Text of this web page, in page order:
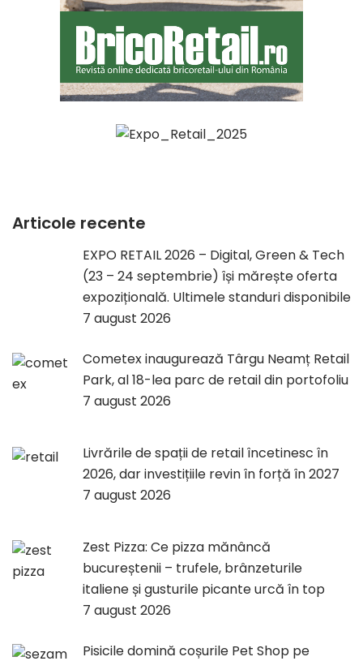
Articole recente
EXPO RETAIL 2026 – Digital, Green & Tech
(23 – 24 septembrie) își mărește oferta
expozițională. Ultimele standuri disponibile
7 august 2026
Cometex inaugurează Târgu Neamț Retail
Park, al 18-lea parc de retail din portofoliu
7 august 2026
Livrările de spații de retail încetinesc în
2026, dar investițiile revin în forță în 2027
7 august 2026
Zest Pizza: Ce pizza mănâncă
bucureștenii – trufele, brânzeturile
italiene și gusturile picante urcă în top
7 august 2026
Pisicile domină coșurile Pet Shop pe